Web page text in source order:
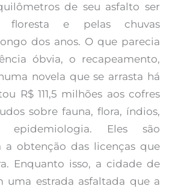
de seu asfalto ser
floresta e pelas chuvas
dos anos. O que parecia
óbvia, o recapeamento,
novela que se arrasta há
R$ 111,5 milhões aos cofres
sobre fauna, flora, índios,
epidemiologia. Eles são
a obtenção das licenças que
Enquanto isso, a cidade de
uma estrada asfaltada que a